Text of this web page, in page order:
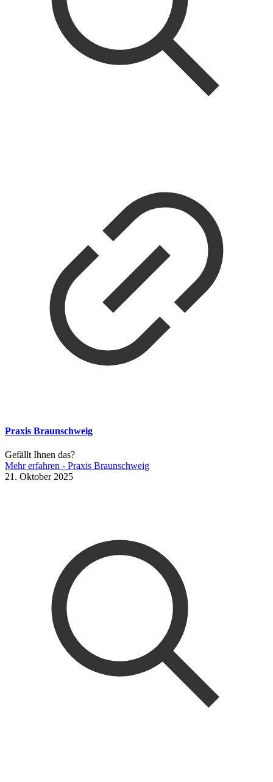
Praxis Braunschweig
Gefällt Ihnen das?
Mehr erfahren - Praxis Braunschweig
21. Oktober 2025